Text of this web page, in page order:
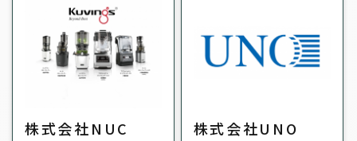
株式会社NUC
株式会社UNO